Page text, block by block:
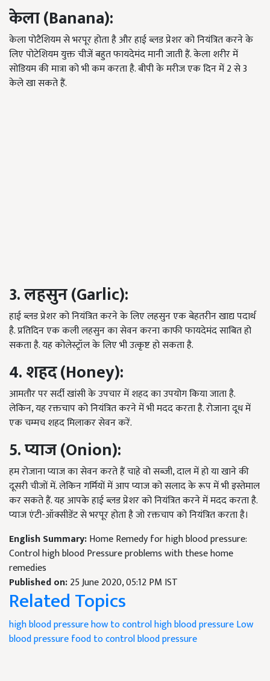
केला(Banana):
केला पोटैशियम से भरपूर होता है और हाई ब्लड प्रेशर को नियंत्रित करने के
लिए पोटेशियम युक्त चीजें बहुत फायदेमंद मानी जाती हैं.केला शरीर में
सोडियम की मात्रा को भी कम करता है.बीपी के मरीज एक दिन में2से3
केले खा सकते हैं.
3. लहसुन(Garlic):
हाई ब्लड प्रेशर को नियंत्रित करने के लिए लहसुन एक बेहतरीन खाद्य पदार्थ
है.प्रतिदिन एक कली लहसुन का सेवन करना काफी फायदेमंद साबित हो
सकता है.यह कोलेस्ट्रॉल के लिए भी उत्कृष्ट हो सकता है.
4. शहद(Honey):
आमतौर पर सर्दी खांसी के उपचार में शहद का उपयोग किया जाता है.
लेकिन,यह रक्तचाप को नियंत्रित करने में भी मदद करता है.रोजाना दूध में
एक चम्मच शहद मिलाकर सेवन करें.
5. प्याज(Onion):
हम रोजाना प्याज का सेवन करते हैं चाहे वो सब्जी,दाल में हो या खाने की
दूसरी चीजों में.लेकिन गर्मियों में आप प्याज को सलाद के रूप में भी इस्तेमाल
कर सकते हैं.यह आपके हाई ब्लड प्रेशर को नियंत्रित करने में मदद करता है.
प्याज एंटी-ऑक्सीडेंट से भरपूर होता है जो रक्तचाप को नियंत्रित करता है।
English Summary:Home Remedy for high blood pressure:
Control high blood Pressure problems with these home
remedies
Published on:25 June 2020, 05:12 PM IST
Related Topics
high blood pressurehow to control high blood pressureLow
blood pressurefood to control blood pressure